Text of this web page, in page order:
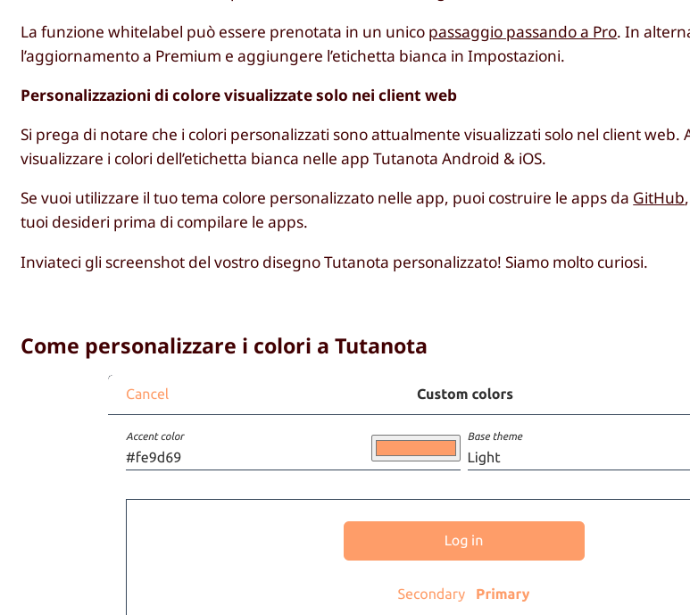
La funzione whitelabel può essere prenotata in un unico passaggio passando a Pro. In
l’aggiornamento a Premium e aggiungere l’etichetta bianca in Impostazioni.
Personalizzazioni di colore visualizzate solo nei client web
Si prega di notare che i colori personalizzati sono attualmente visualizzati solo nel client web.
visualizzare i colori dell’etichetta bianca nelle app Tutanota Android & iOS.
Se vuoi utilizzare il tuo tema colore personalizzato nelle app, puoi costruire le apps da GitHub
tuoi desideri prima di compilare le apps.
Inviateci gli screenshot del vostro disegno Tutanota personalizzato! Siamo molto curiosi.
Come personalizzare i colori a Tutanota